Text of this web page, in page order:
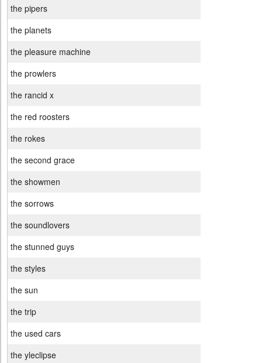
the pipers
the planets
the pleasure machine
the prowlers
the rancid x
the red roosters
the rokes
the second grace
the showmen
the sorrows
the soundlovers
the stunned guys
the styles
the sun
the trip
the used cars
the yleclipse